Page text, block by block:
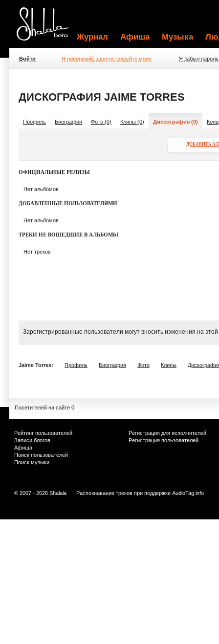
Журнал Афиша Музыка
Войти Я новенький, зарегистрируйте меня Я забыл пароль
ДИСКОГРАФИЯ JAIME TORRES
Профиль Биография Фото (0) Клипы (0) Дискография (0)
ДОБАВИТЬ
ОФИЦИАЛЬНЫЕ РЕЛИЗЫ
Нет альбомов
ДОБАВЛЕННЫЕ ПОЛЬЗОВАТЕЛЯМИ
Нет альбомов
ТРЕКИ НЕ ВОШЕДШИЕ В АЛЬБОМЫ
Нет треков
Зарегистрированные пользователи могут вносить изменения на
Jaime Torres: Профиль Биография Фото Клипы
Посетителей на сайте 0
Рейтинг пользователей
Записи блогов
Афиша
Поиск пользователей
Поиск музыки
Регистрация для исполнителей
Регистрация пользователей
© 2007 - 2026 Shalala Распознавание треков при поддержке AudioTag.info